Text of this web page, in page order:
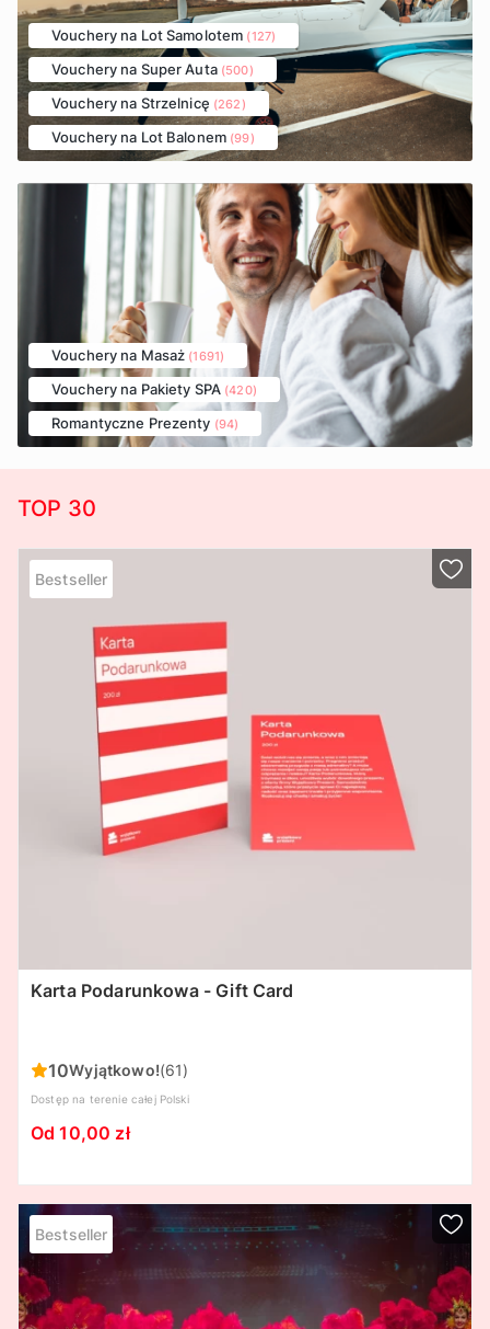
Vouchery na Lot Samolotem (127)
Vouchery na Super Auta (500)
Vouchery na Strzelnicę (262)
Vouchery na Lot Balonem (99)
Vouchery na Masaż (1691)
Vouchery na Pakiety SPA (420)
Romantyczne Prezenty (94)
TOP 30
Bestseller
Karta Podarunkowa - Gift Card
10Wyjątkowo!(61)
Dostęp na terenie całej Polski
Od 10,00 zł
Bestseller